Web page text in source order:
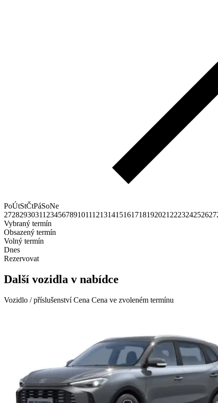
PoÚtStČtPáSoNe
2728293031123456789101112131415161718192021222324252627
Vybraný termín
Obsazený termín
Volný termín
Dnes
Rezervovat
Další vozidla v nabídce
Vozidlo / příslušenstvíCena Cena ve zvoleném termínu